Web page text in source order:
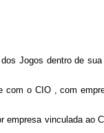
Jogos dentro de
com o CIO , com
empresa vinculada ao